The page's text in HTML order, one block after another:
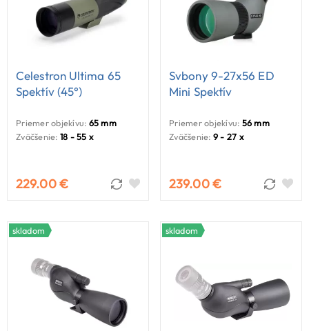
Celestron Ultima 65
Spektív (45°)
Priemer objekívu: 65 mm
Zväčšenie: 18 - 55 x
229.00 €
Svbony 9-27x56 ED
Mini Spektív
Priemer objekívu: 56 mm
Zväčšenie: 9 - 27 x
239.00 €
skladom skladom